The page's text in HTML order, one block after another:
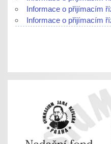
Informace o přijímacím
Informace o přijímacím